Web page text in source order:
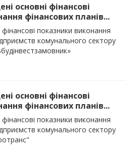
основні фінансові
фінансових планів...
фінансові показники виконання
комунального сектору
основні фінансові
фінансових планів...
фінансові показники виконання
комунального сектору